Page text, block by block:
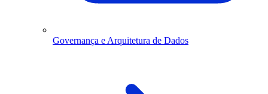
Governança e Arquitetura de Dados